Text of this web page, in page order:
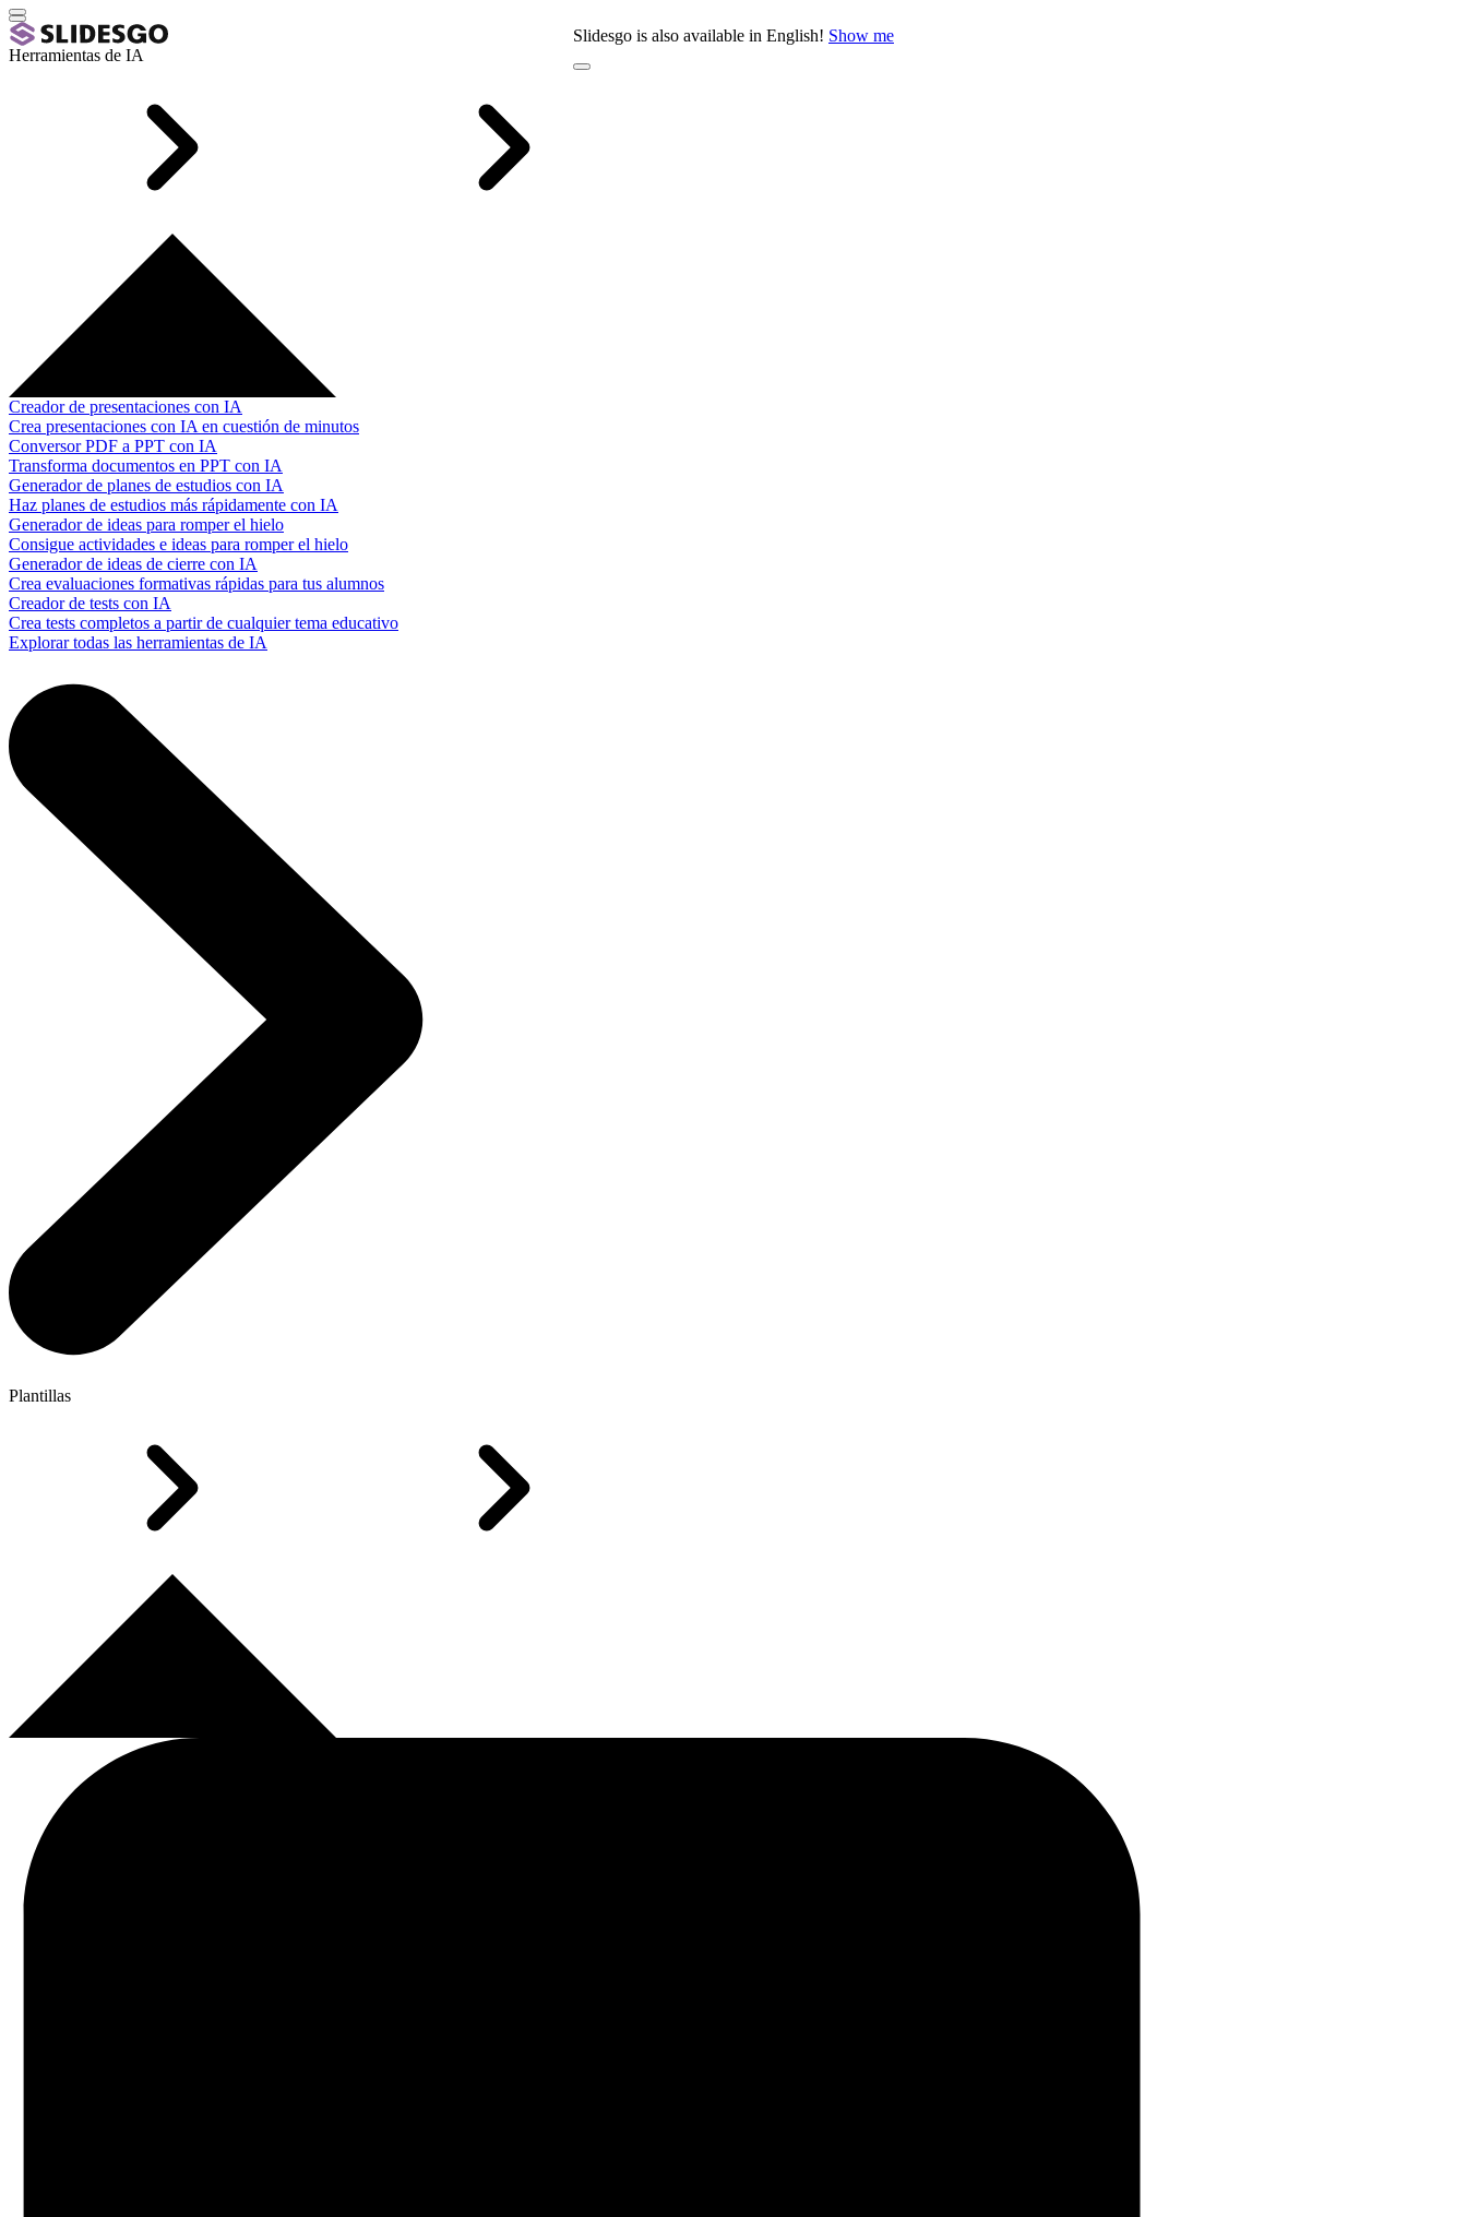
Slidesgo is also available in English! Show me
Herramientas de IA
Creador de presentaciones con IA
Crea presentaciones con IA en cuestión de minutos
Conversor PDF a PPT con IA
Transforma documentos en PPT con IA
Generador de planes de estudios con IA
Haz planes de estudios más rápidamente con IA
Generador de ideas para romper el hielo
Consigue actividades e ideas para romper el hielo
Generador de ideas de cierre con IA
Crea evaluaciones formativas rápidas para tus alumnos
Creador de tests con IA
Crea tests completos a partir de cualquier tema educativo
Explorar todas las herramientas de IA
Plantillas